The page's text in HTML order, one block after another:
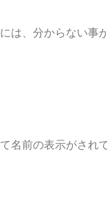
は、分からない事
名前の表示がされ